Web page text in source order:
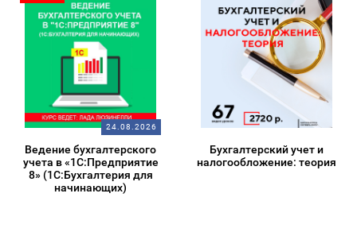
24.08.2026
Ведение бухгалтерского
учета в «1С:Предприятие
8» (1С:Бухгалтерия для
начинающих)
Бухгалтерский учет и
налогообложение: теория